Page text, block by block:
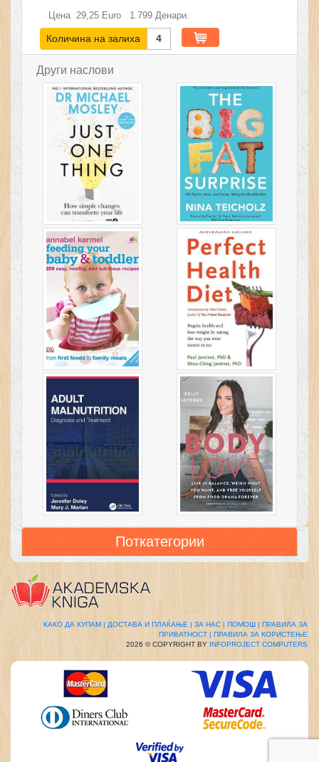
Цена 29,25 Euro 1.799 Денари.
Количина на залиха 4
Други наслови
Поткатегории
КАКО ДА КУПАМ | ДОСТАВА И ПЛАЌАЊЕ | ЗА НАС | ПОМОШ |
ПРАВИЛА ЗА
ПРИВАТНОСТ |
ПРАВИЛА ЗА КОРИСТЕЊЕ
2026 © COPYRIGHT BY
INFOPROJECT COMPUTERS